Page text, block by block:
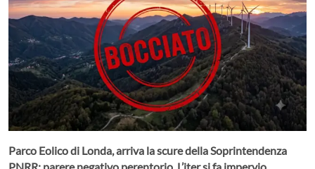
Parco Eolico di Londa, arriva la scure della Soprintendenza